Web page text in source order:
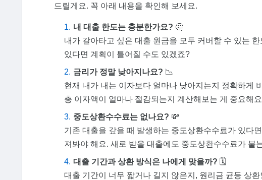
드릴게요. 꼭 아래 내용을 확인해 보세요.
내 대출 한도는 충분한가요? 🤔
내가 갈아타고 싶은 대출 원금을 모두 커버할 수 있는
있다면 계획이 틀어질 수도 있겠죠?
금리가 정말 낮아지나요? 📉
현재 내가 내는 이자보다 얼마나 낮아지는지 정확하게
총 이자액이 얼마나 절감되는지 계산해보는 게 중요해
중도상환수수료는 없나요? 💸
기존 대출을 갚을 때 발생하는 중도상환수수료가 있다
져봐야 해요. 새로 받을 대출에도 중도상환수수료가 붙
대출 기간과 상환 방식은 나에게 맞을까? 🗓️
대출 기간이 너무 짧거나 길지 않은지, 원리금 균등 상